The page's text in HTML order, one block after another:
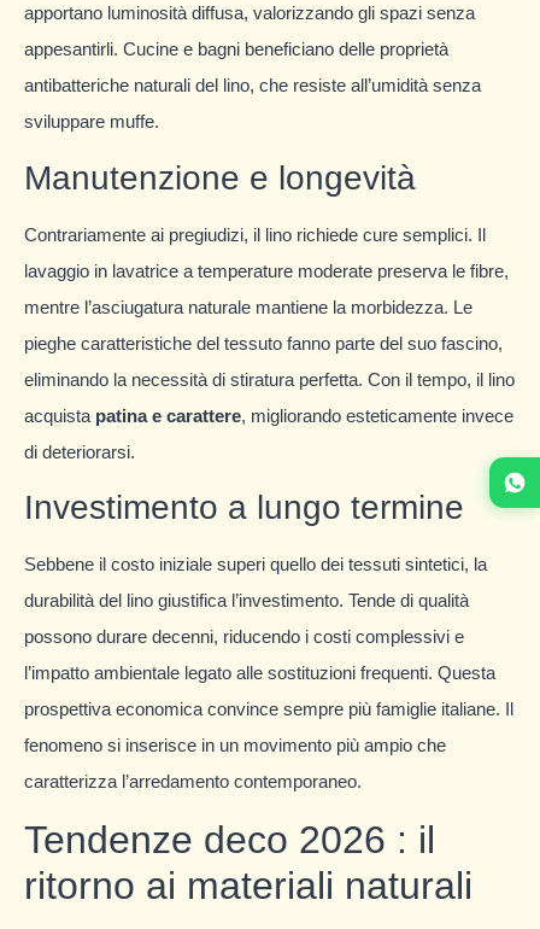
apportano luminosità diffusa, valorizzando gli spazi senza
appesantirli. Cucine e bagni beneficiano delle proprietà
antibatteriche naturali del lino, che resiste all’umidità senza
sviluppare muffe.
Manutenzione e longevità
Contrariamente ai pregiudizi, il lino richiede cure semplici. Il
lavaggio in lavatrice a temperature moderate preserva le fibre,
mentre l’asciugatura naturale mantiene la morbidezza. Le
pieghe caratteristiche del tessuto fanno parte del suo fascino,
eliminando la necessità di stiratura perfetta. Con il tempo, il lino
acquista patina e carattere, migliorando esteticamente invece
di deteriorarsi.
Investimento a lungo termine
Sebbene il costo iniziale superi quello dei tessuti sintetici, la
durabilità del lino giustifica l’investimento. Tende di qualità
possono durare decenni, riducendo i costi complessivi e
l’impatto ambientale legato alle sostituzioni frequenti. Questa
prospettiva economica convince sempre più famiglie italiane. Il
fenomeno si inserisce in un movimento più ampio che
caratterizza l’arredamento contemporaneo.
Tendenze deco 2026 : il
ritorno ai materiali naturali